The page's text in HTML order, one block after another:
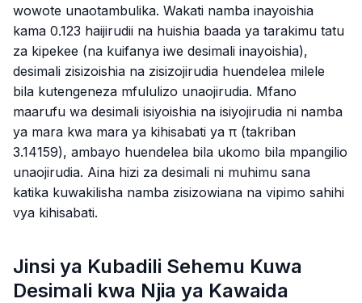
wowote unaotambulika. Wakati namba inayoishia
kama 0.123 haijirudii na huishia baada ya tarakimu tatu
za kipekee (na kuifanya iwe desimali inayoishia),
desimali zisizoishia na zisizojirudia huendelea milele
bila kutengeneza mfululizo unaojirudia. Mfano
maarufu wa desimali isiyoishia na isiyojirudia ni namba
ya mara kwa mara ya kihisabati ya π (takriban
3.14159), ambayo huendelea bila ukomo bila mpangilio
unaojirudia. Aina hizi za desimali ni muhimu sana
katika kuwakilisha namba zisizowiana na vipimo sahihi
vya kihisabati.
Jinsi ya Kubadili Sehemu Kuwa
Desimali kwa Njia ya Kawaida